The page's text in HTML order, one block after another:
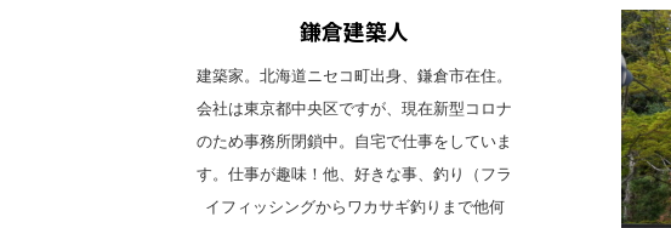
鎌倉建築人
建築家。北海道ニセコ町出身、鎌倉市在住。
会社は東京都中央区ですが、現在新型コロナ
のため事務所閉鎖中。自宅で仕事をしていま
す。仕事が趣味！他、好きな事、釣り（フラ
イフィッシングからワカサギ釣りまで他何